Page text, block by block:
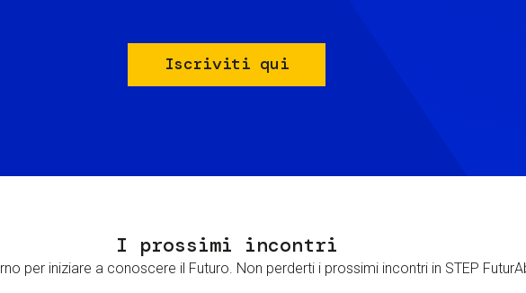
Iscriviti qui
I prossimi incontri
per iniziare a conoscere il Futuro. Non perderti i prossimi incontri in STEP